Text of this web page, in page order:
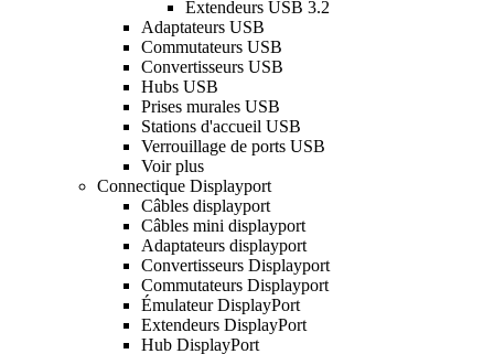
Extendeurs USB 3.2
Adaptateurs USB
Commutateurs USB
Convertisseurs USB
Hubs USB
Prises murales USB
Stations d'accueil USB
Verrouillage de ports USB
Voir plus
Connectique Displayport
Câbles displayport
Câbles mini displayport
Adaptateurs displayport
Convertisseurs Displayport
Commutateurs Displayport
Émulateur DisplayPort
Extendeurs DisplayPort
Hub DisplayPort